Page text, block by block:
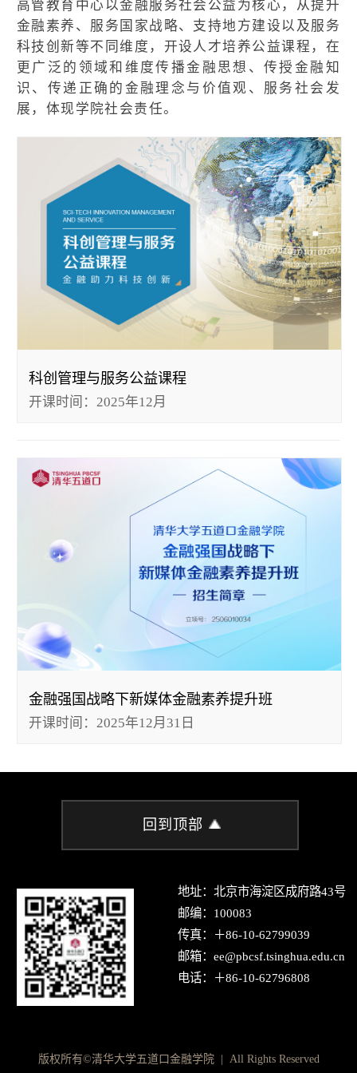
高管教育中心以金融服务社会公益为核心，从提升
金融素养、服务国家战略、支持地方建设以及服务
科技创新等不同维度，开设人才培养公益课程，在
更广泛的领域和维度传播金融思想、传授金融知
识、传递正确的金融理念与价值观、服务社会发
展，体现学院社会责任。
科创管理与服务公益课程
开课时间：2025年12月
金融强国战略下新媒体金融素养提升班
开课时间：2025年12月31日
回到顶部
地址：北京市海淀区成府路43号
邮编：100083
传真：＋86-10-62799039
邮箱：ee@pbcsf.tsinghua.edu.cn
电话：＋86-10-62796808
版权所有©清华大学五道口金融学院 | All Rights Reserved